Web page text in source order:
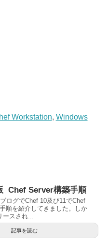
Workstation, Windows
Chef Server構築手順
ログでChef 10及び11でChef
順を紹介してきました。しか
ースされ...
記事を読む